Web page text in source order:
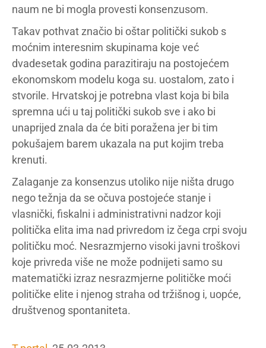
naum ne bi mogla provesti konsenzusom.
Takav pothvat značio bi oštar politički sukob s
moćnim interesnim skupinama koje već
dvadesetak godina parazitiraju na postojećem
ekonomskom modelu koga su. uostalom, zato i
stvorile. Hrvatskoj je potrebna vlast koja bi bila
spremna ući u taj politički sukob sve i ako bi
unaprijed znala da će biti poražena jer bi tim
pokušajem barem ukazala na put kojim treba
krenuti.
Zalaganje za konsenzus utoliko nije ništa drugo
nego težnja da se očuva postojeće stanje i
vlasnički, fiskalni i administrativni nadzor koji
politička elita ima nad privredom iz čega crpi svoju
političku moć. Nesrazmjerno visoki javni troškovi
koje privreda više ne može podnijeti samo su
matematički izraz nesrazmjerne političke moći
političke elite i njenog straha od tržišnog i, uopće,
društvenog spontaniteta.